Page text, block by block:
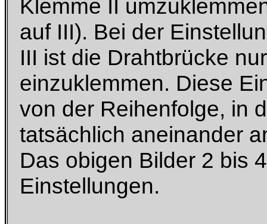
Klemme II
auf III). Bei der
III ist die Drahtbrücke
einzuklemmen. Diese
von der Reihenfolge, in
tatsächlich aneinander
Das obigen Bilder 2 bis
Einstellungen.